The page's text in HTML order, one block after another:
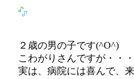
２歳の男の子です(^O^)
こわがりさんですが・・・
実は、病院には喜んで、